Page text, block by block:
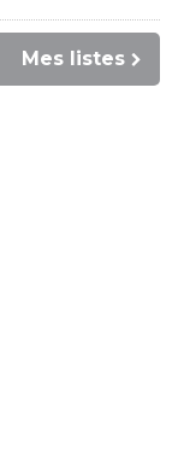
Mes listes